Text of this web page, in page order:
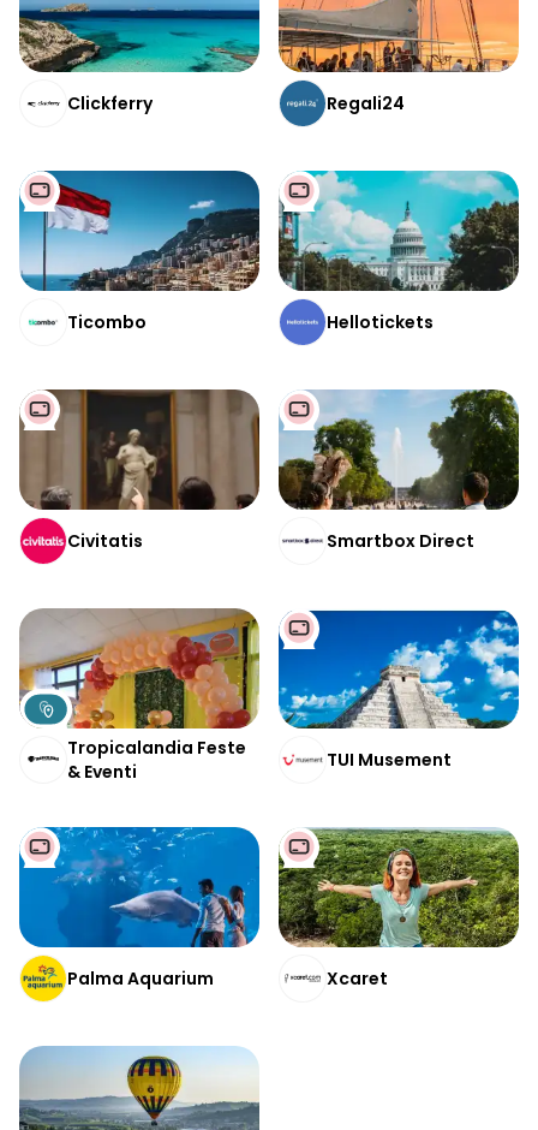
Clickferry Regali24
Ticombo Hellotickets
Civitatis Smartbox Direct
Tropicalandia Feste
& Eventi
TUI Musement
Palma Aquarium Xcaret